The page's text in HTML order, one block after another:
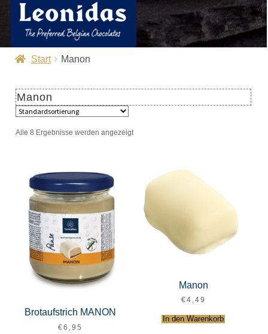
Start Manon
Manon
Alle 8 Ergebnisse werden angezeigt
Brotaufstrich MANON
€6,95
Manon
€4,49
In den Warenkorb